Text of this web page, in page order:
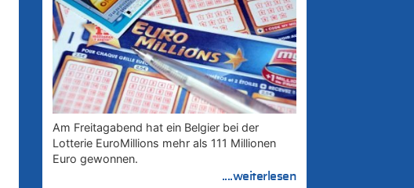
Am Freitagabend hat ein Belgier bei der
Lotterie EuroMillions mehr als 111 Millionen
Euro gewonnen.
....weiterlesen